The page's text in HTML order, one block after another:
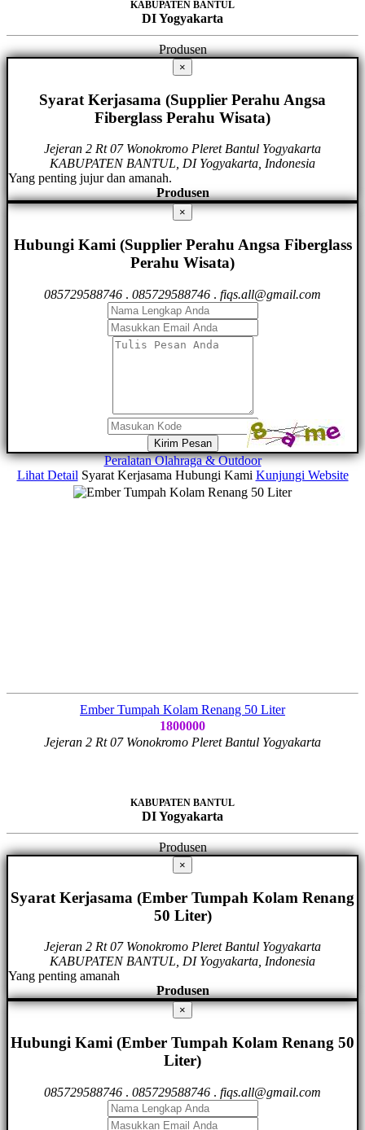
KABUPATEN BANTUL
DI Yogyakarta
Produsen
×
Syarat Kerjasama (Supplier Perahu Angsa
Fiberglass Perahu Wisata)
Jejeran 2 Rt 07 Wonokromo Pleret Bantul Yogyakarta
KABUPATEN BANTUL, DI Yogyakarta, Indonesia
Yang penting jujur dan amanah.
Produsen
×
Hubungi Kami (Supplier Perahu Angsa Fiberglass
Perahu Wisata)
085729588746 . 085729588746 . fiqs.all@gmail.com
Kirim Pesan
Peralatan Olahraga & Outdoor
Lihat Detail Syarat Kerjasama Hubungi Kami Kunjungi Website
Ember Tumpah Kolam Renang 50 Liter
1800000
Jejeran 2 Rt 07 Wonokromo Pleret Bantul Yogyakarta
KABUPATEN BANTUL
DI Yogyakarta
Produsen
×
Syarat Kerjasama (Ember Tumpah Kolam Renang
50 Liter)
Jejeran 2 Rt 07 Wonokromo Pleret Bantul Yogyakarta
KABUPATEN BANTUL, DI Yogyakarta, Indonesia
Yang penting amanah
Produsen
×
Hubungi Kami (Ember Tumpah Kolam Renang 50
Liter)
085729588746 . 085729588746 . fiqs.all@gmail.com